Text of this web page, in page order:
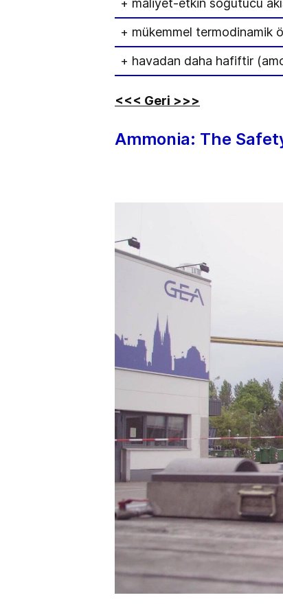
+ maliyet-etkin soğutucu
+ mükemmel termodinamik
+ havadan daha hafiftir
<<< Geri >>>
Ammonia: The